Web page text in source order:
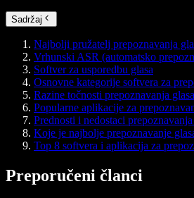
Sadržaj
Najbolji pružatelj prepoznavanja
Vrhunski ASR (automatsko
Softver za usporedbu glasa
Osnovne kategorije softvera za
Razine točnosti prepoznavanja glasa
Popularne aplikacije za
Prednosti i nedostaci prepoznavanja
Koje je najbolje prepoznavanje
Top 8 softvera i aplikacija za
Preporučeni članci